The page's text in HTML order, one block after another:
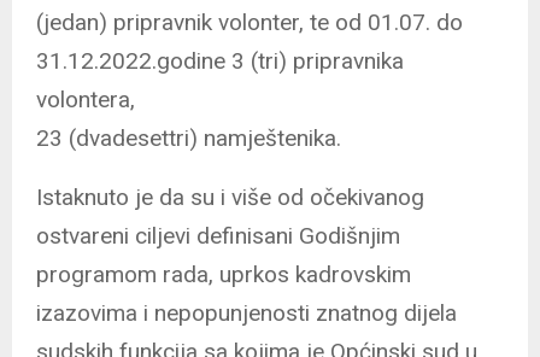
(jedan) pripravnik volonter, te od 01.07. do
31.12.2022.godine 3 (tri) pripravnika
volontera,
23 (dvadesettri) namještenika.
Istaknuto je da su i više od očekivanog
ostvareni ciljevi definisani Godišnjim
programom rada, uprkos kadrovskim
izazovima i nepopunjenosti znatnog dijela